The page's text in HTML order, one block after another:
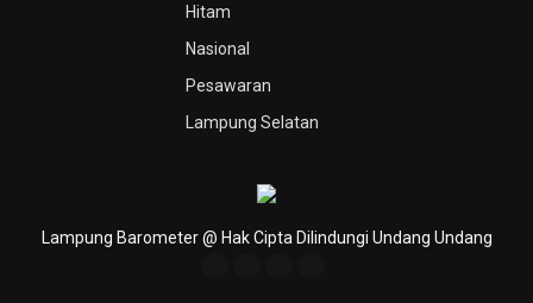
Hitam
Nasional
Pesawaran
Lampung Selatan
Lampung Barometer @ Hak Cipta Dilindungi Undang Undang